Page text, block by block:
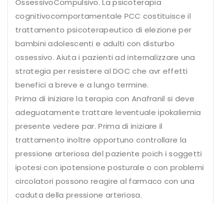
OssessivoCompulsivo. La psicoterapia
cognitivocomportamentale PCC costituisce il
trattamento psicoterapeutico di elezione per
bambini adolescenti e adulti con disturbo
ossessivo. Aiuta i pazienti ad internalizzare una
strategia per resistere al DOC che avr effetti
benefici a breve e a lungo termine.
Prima di iniziare la terapia con Anafranil si deve
adeguatamente trattare leventuale ipokaliemia
presente vedere par. Prima di iniziare il
trattamento inoltre opportuno controllare la
pressione arteriosa del paziente poich i soggetti
ipotesi con ipotensione posturale o con problemi
circolatori possono reagire al farmaco con una
caduta della pressione arteriosa.